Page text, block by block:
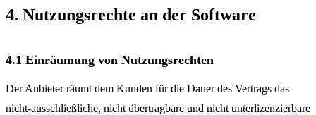
4. Nutzungsrechte an der Software
4.1 Einräumung von Nutzungsrechten
Der Anbieter räumt dem Kunden für die Dauer des Vertrags das
nicht-ausschließliche, nicht übertragbare und nicht unterlizenzierbare